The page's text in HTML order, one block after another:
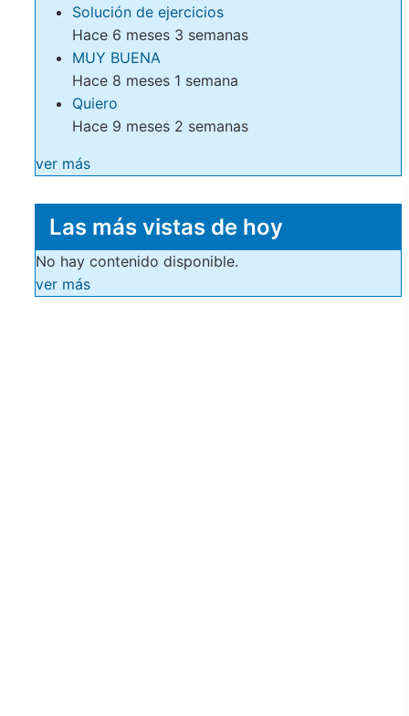
Solución de ejercicios
Hace 6 meses 3 semanas
MUY BUENA
Hace 8 meses 1 semana
Quiero
Hace 9 meses 2 semanas
ver más
Las más vistas de hoy
No hay contenido disponible.
ver más